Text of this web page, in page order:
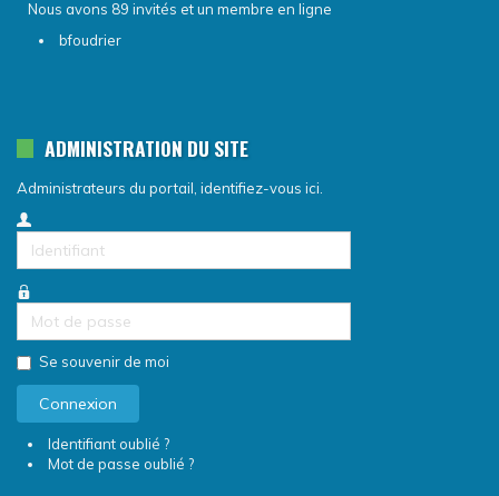
Nous avons 89 invités et un membre en ligne
bfoudrier
ADMINISTRATION DU SITE
Administrateurs du portail, identifiez-vous ici.
Identifiant
Mot
de
passeSe souvenir de moi
Connexion
Identifiant oublié ?
Mot de passe oublié ?